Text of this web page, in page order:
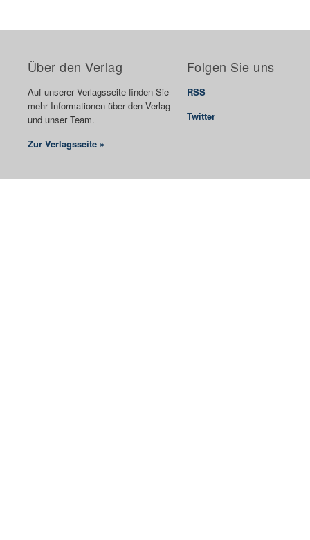
Über den Verlag
Auf unserer Verlagsseite finden Sie
mehr Informationen über den Verlag
und unser Team.
Zur Verlagsseite »
Folgen Sie uns
RSS
Twitter